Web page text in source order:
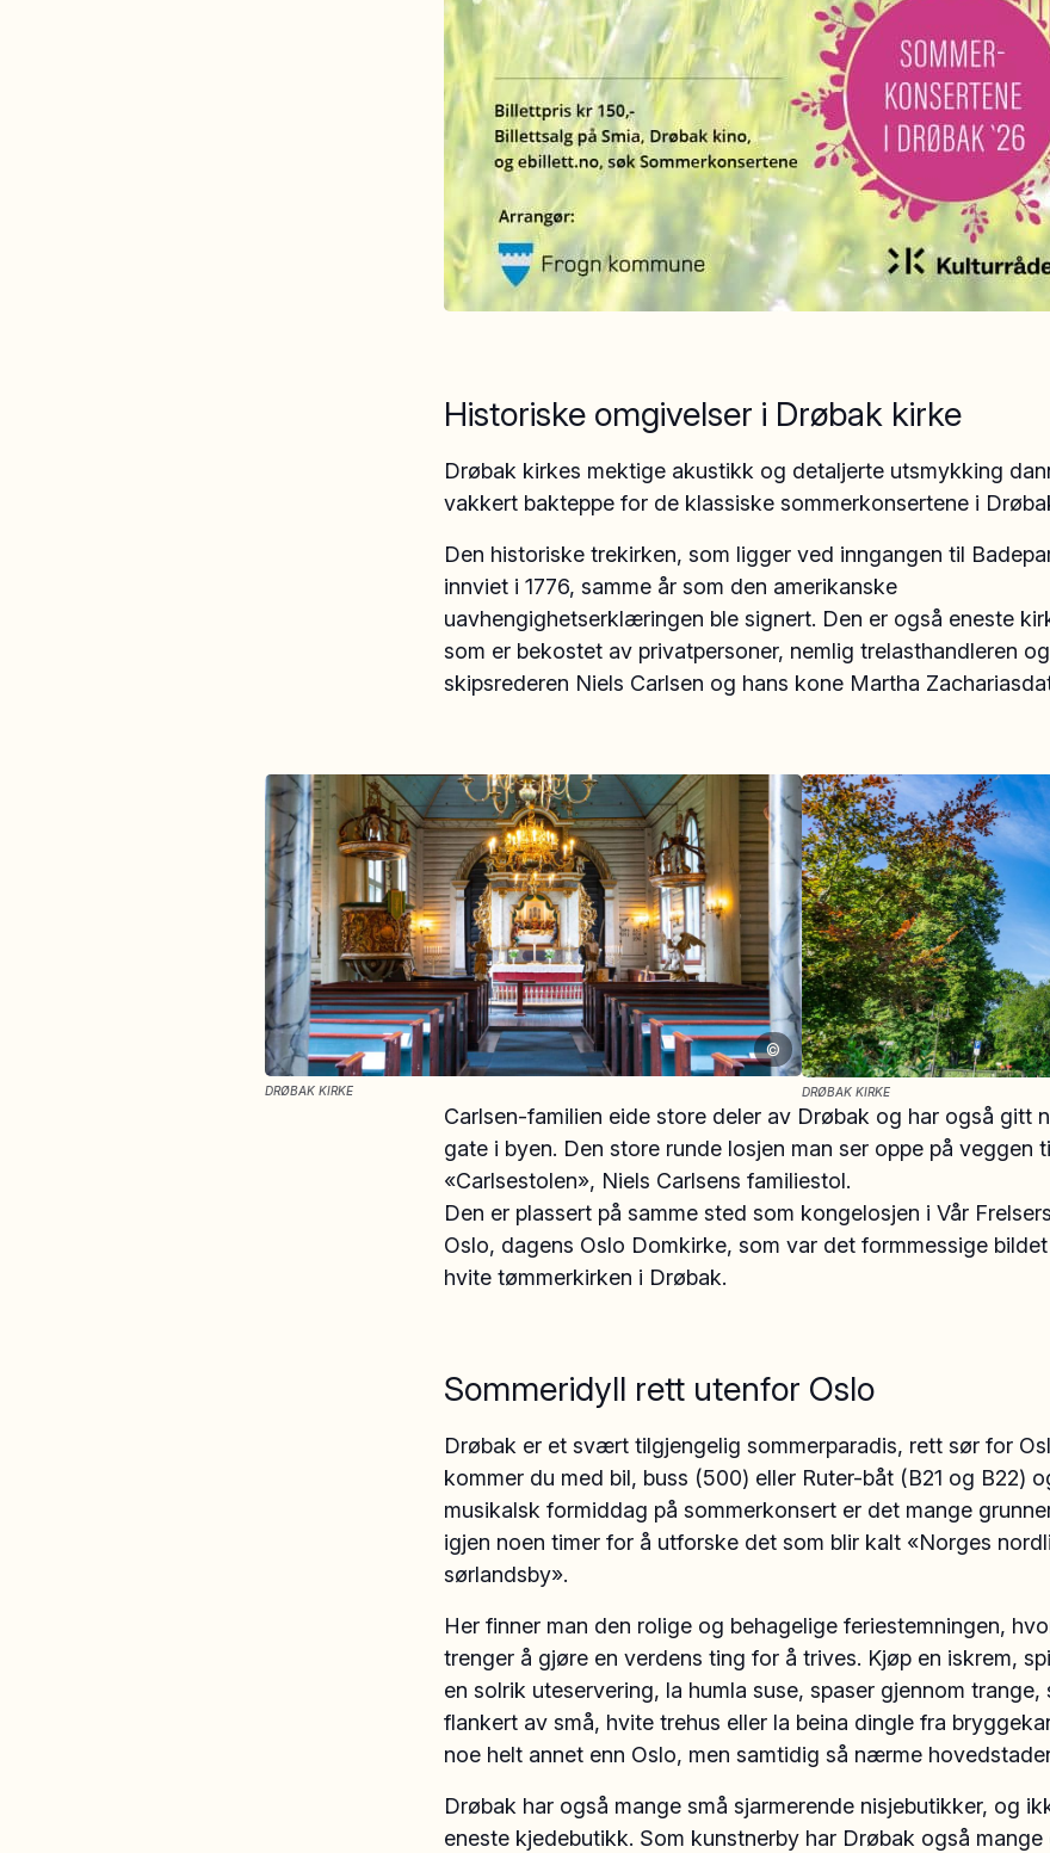
Historiske omgivelser i Drøbak kirke
Drøbak kirkes mektige akustikk og detaljerte utsmykking
vakkert bakteppe for de klassiske sommerkonsertene i
Den historiske trekirken, som ligger ved inngangen til
innviet i 1776, samme år som den amerikanske
uavhengighetserklæringen ble signert. Den er også eneste
som er bekostet av privatpersoner, nemlig trelasthandleren og
skipsrederen Niels Carlsen og hans kone Martha
©
DRØBAK KIRKE DRØBAK KIRKE
Carlsen-familien eide store deler av Drøbak og har også gitt
gate i byen. Den store runde losjen man ser oppe på veggen
«Carlsestolen», Niels Carlsens familiestol.
Den er plassert på samme sted som kongelosjen i Vår
Oslo, dagens Oslo Domkirke, som var det formmessige
hvite tømmerkirken i Drøbak.
Sommeridyll rett utenfor Oslo
Drøbak er et svært tilgjengelig sommerparadis, rett sør for
kommer du med bil, buss (500) eller Ruter-båt (B21 og B22)
musikalsk formiddag på sommerkonsert er det mange
igjen noen timer for å utforske det som blir kalt «Norges
sørlandsby».
Her finner man den rolige og behagelige feriestemningen,
trenger å gjøre en verdens ting for å trives. Kjøp en iskrem,
en solrik uteservering, la humla suse, spaser gjennom trange,
flankert av små, hvite trehus eller la beina dingle fra
noe helt annet enn Oslo, men samtidig så nærme
Drøbak har også mange små sjarmerende nisjebutikker, og
eneste kjedebutikk. Som kunstnerby har Drøbak også mange